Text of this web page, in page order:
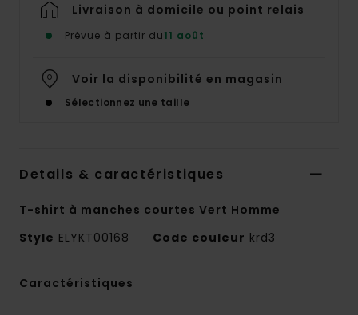
Livraison à domicile ou point relais
Prévue à partir du11 août
Voir la disponibilité en magasin
Sélectionnez une taille
Details & caractéristiques
T-shirt à manches courtes Vert Homme
Style ELYKT00168 Code couleur krd3
Caractéristiques